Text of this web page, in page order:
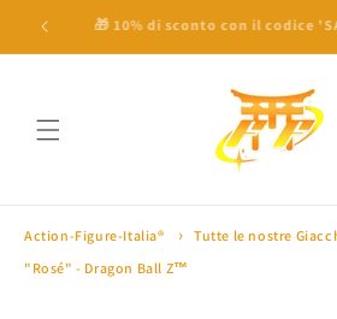
direttamente
100€ ⛩ 🎁 10% di sconto con il codice
Action-Figure-Italia® Tutte le nostre
"Rosé" - Dragon Ball Z™